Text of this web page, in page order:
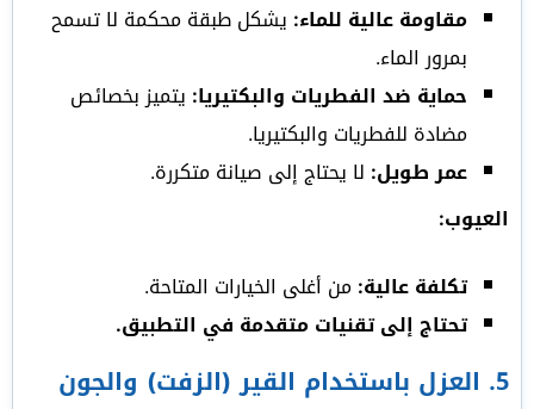
مقاومة عالية للماء: يشكل طبقة محكمة لا تسمح
بمرور الماء.
حماية ضد الفطريات والبكتيريا: يتميز بخصائص
مضادة للفطريات والبكتيريا.
عمر طويل: لا يحتاج إلى صيانة متكررة.
العيوب:
تكلفة عالية:من أغلى الخيارات المتاحة.
تحتاج إلى تقنيات متقدمة في التطبيق.
5. العزل باستخدام القير (الزفت) والجون